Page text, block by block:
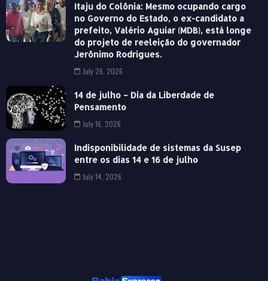
Itaju do Colônia: Mesmo ocupando cargo
no Governo do Estado, o ex-candidato a
prefeito, Valério Aguiar (MDB), está longe
do projeto de reeleição do governador
Jerônimo Rodrigues.
July 26, 2026
14 de julho – Dia da Liberdade de
Pensamento
July 16, 2026
Indisponibilidade de sistemas da Susep
entre os dias 14 e 16 de julho
July 14, 2026